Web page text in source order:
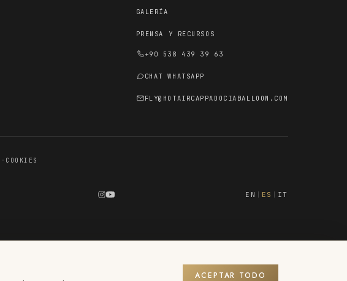
ACEPTAR TODO
GALERÍA
PRENSA Y RECURSOS
+90 538 439 39 63
CHAT WHATSAPP
FLY@HOTAIRCAPPADOCIABALLOON.COM
· COOKIES
EN ES IT